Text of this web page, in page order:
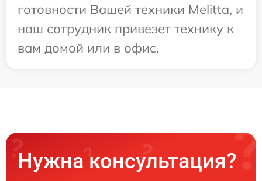
готовности Вашей техники Melitta, и
наш сотрудник привезет технику к
вам домой или в офис.
Нужна консультация?